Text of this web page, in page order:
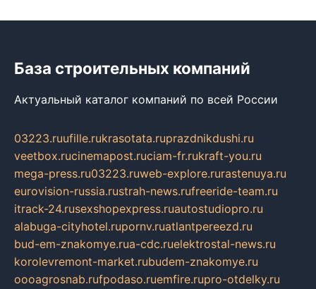
База строительных компаний
Актуальный каталог компаний по всей России
03223.ruufille.rukrasotata.ruprazdnikdushi.ru
veetbox.rucinemapost.ruciam-fr.rukraft-you.ru
mega-press.ru03223.ruweb-explore.rurastenuya.ru
eurovision-russia.rustrah-news.rufreeride-team.ru
itrack-24.rusexshopexpress.ruautostudiopro.ru
alabuga-cityhotel.rupornv.ruatlantpereezd.ru
bud-em-znakomye.rua-cdc.ruelektrostal-news.ru
korolevremont-market.rubudem-znakomye.ru
oooagrosnab.rufpodaso.ruemfire.rupro-otdelky.ru